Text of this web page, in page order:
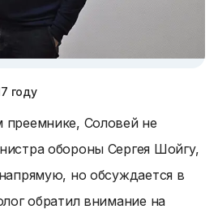
году
Соловей не
обороны Сергея Шойгу,
но обсуждается в
обратил внимание на